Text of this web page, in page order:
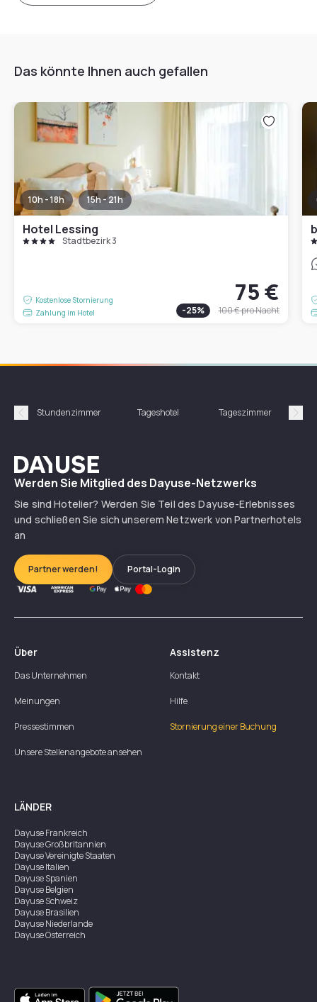
Das könnte Ihnen auch gefallen
10h - 18h 15h - 21h
Hotel Lessing
Stadtbezirk 3
Kostenlose Stornierung
Zahlung im Hotel
75 €
-25% 100 €pro Nacht
Précédent
Stundenzimmer Tageshotel Tageszimmer
Dayuse
Werden Sie Mitglied des Dayuse-Netzwerks
Sie sind Hotelier? Werden Sie Teil des Dayuse-Erlebnisses
und schließen Sie sich unserem Netzwerk von Partnerhotels
an
Partner werden! Portal-Login
Über
Das Unternehmen
Meinungen
Pressestimmen
Unsere Stellenangebote ansehen
Assistenz
Kontakt
Hilfe
Stornierung einer Buchung
LÄNDER
DayuseFrankreich
DayuseGroßbritannien
DayuseVereinigte Staaten
DayuseItalien
DayuseSpanien
DayuseBelgien
DayuseSchweiz
DayuseBrasilien
DayuseNiederlande
DayuseÖsterreich
DayuseSingapur